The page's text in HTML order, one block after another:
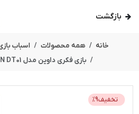
بازگشت
خانه همه محصولات اسباب
بازی فکری داوین مدل DOMINO TRAIN DT01
تخفیف %9